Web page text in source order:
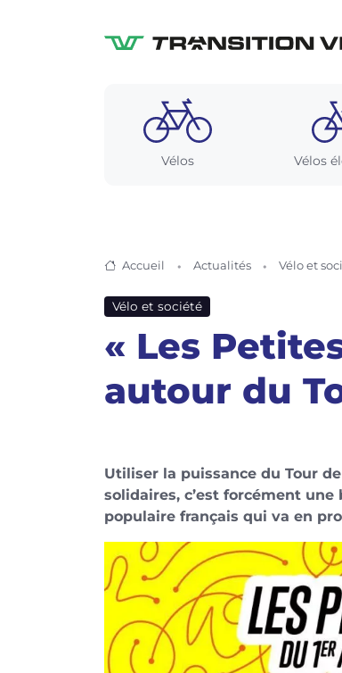
Vélos Vélos
Accueil Actualités Vélo et
Vélo et société
« Les
autour du
Utiliser la puissance du Tour
solidaires, c’est forcément une
populaire français qui va en